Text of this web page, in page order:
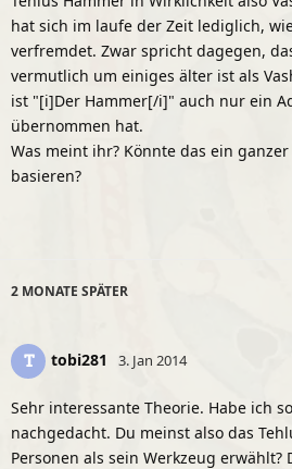
hat sich im laufe der Zeit lediglich,
verfremdet. Zwar spricht dagegen,
vermutlich um einiges älter ist als
ist "[i]Der Hammer[/i]" auch nur ein
übernommen hat.
Was meint ihr? Könnte das ein
basieren?
2 MONATE SPÄTER
T tobi281 3. Jan 2014
Sehr interessante Theorie. Habe ich
nachgedacht. Du meinst also das
Personen als sein Werkzeug erwählt?